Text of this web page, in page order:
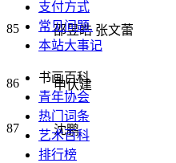
85 邵昱皓 张文蕾
86 申伏建
87 沈鹏
支付方式
常见问题.
本站大事记
书画百科
青年协会
热门词条
艺术百科
排行榜